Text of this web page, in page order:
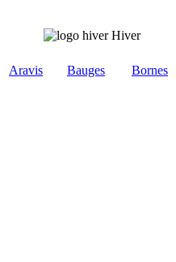
Hiver
Aravis Bauges Bornes